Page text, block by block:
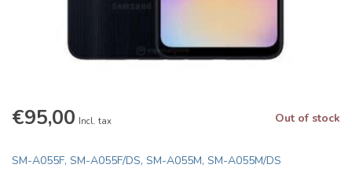
€95,00 Incl. tax Out of stock
SM-A055F, SM-A055F/DS, SM-A055M, SM-A055M/DS